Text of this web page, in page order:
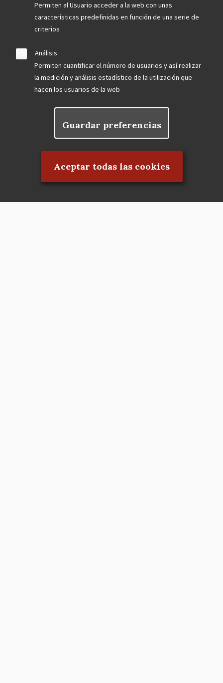
Permiten al Usuario acceder a la web con unas
características predefinidas en función de una serie de
criterios
Análisis
Permiten cuantificar el número de usuarios y así realizar
la medición y análisis estadístico de la utilización que
hacen los usuarios de la web
Guardar preferencias
Aceptar todas las cookies